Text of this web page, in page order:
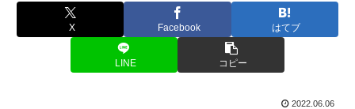
X Facebook はてブ
LINE コピー
2022.06.06